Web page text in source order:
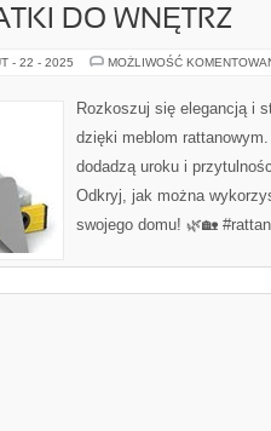
DO WNĘTRZ
- 22 - 2025 MOŻLIWOŚĆ
Rozkoszuj się elegancją i
dzięki meblom
dodadzą uroku i
Odkryj, jak można
swojego domu! 🌿🏡